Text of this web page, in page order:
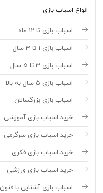
انواع اسباب بازی
اسباب بازی تا 12 ماه
اسباب بازی 1 تا 3 سال
اسباب بازی 3 تا 5 سال
اسباب بازی 5 سال به بالا
اسباب بازی بزرگسالان
خرید اسباب بازی آموزشی
خرید اسباب بازی سرگرمی
خرید اسباب بازی فکری
خرید اسباب بازی ورزشی
اسباب بازی آشنایی با فنون